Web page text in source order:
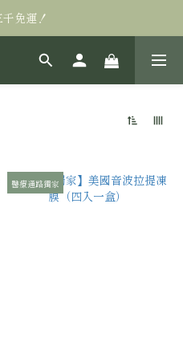
免運！
免運！
絲汀私訊販售95折
醫療通路獨家